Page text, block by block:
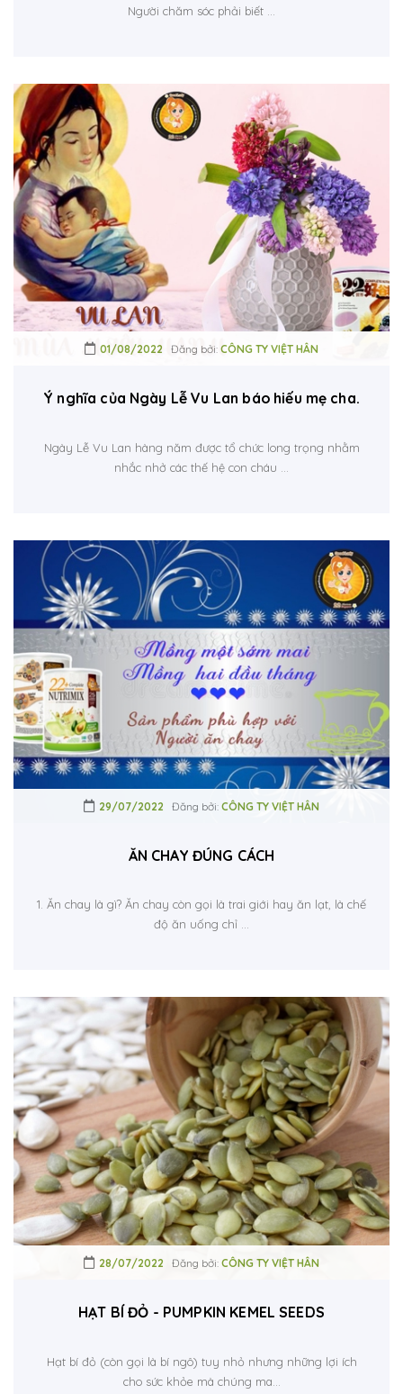
Người chăm sóc phải biết ...
01/08/2022 Đăng bởi: CÔNG TY VIỆT HÂN
Ý nghĩa của Ngày Lễ Vu Lan báo hiếu mẹ cha.
Ngày Lễ Vu Lan hàng năm được tổ chức long trọng nhằm
nhắc nhở các thế hệ con cháu ...
29/07/2022 Đăng bởi: CÔNG TY VIỆT HÂN
ĂN CHAY ĐÚNG CÁCH
1. Ăn chay là gì? Ăn chay còn gọi là trai giới hay ăn lạt, là chế
độ ăn uống chỉ ...
28/07/2022 Đăng bởi: CÔNG TY VIỆT HÂN
HẠT BÍ ĐỎ - PUMPKIN KEMEL SEEDS
Hạt bí đỏ (còn gọi là bí ngô) tuy nhỏ nhưng những lợi ích
cho sức khỏe mà chúng ma...